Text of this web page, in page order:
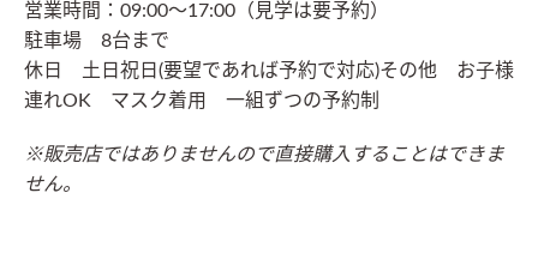
営業時間：09:00〜17:00（見学は要予約）
駐車場 8台まで
休日 土日祝日(要望であれば予約で対応)その他 お子様
連れOK マスク着用 一組ずつの予約制
※販売店ではありませんので直接購入することはできま
せん。